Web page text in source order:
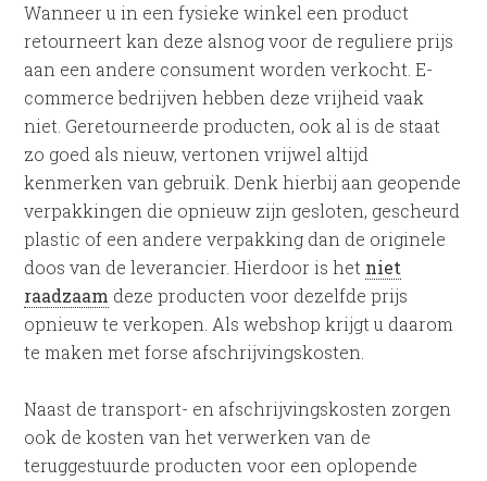
Wanneer u in een fysieke winkel een product
retourneert kan deze alsnog voor de reguliere prijs
aan een andere consument worden verkocht. E-
commerce bedrijven hebben deze vrijheid vaak
niet. Geretourneerde producten, ook al is de staat
zo goed als nieuw, vertonen vrijwel altijd
kenmerken van gebruik. Denk hierbij aan geopende
verpakkingen die opnieuw zijn gesloten, gescheurd
plastic of een andere verpakking dan de originele
doos van de leverancier. Hierdoor is het niet
raadzaam deze producten voor dezelfde prijs
opnieuw te verkopen. Als webshop krijgt u daarom
te maken met forse afschrijvingskosten.
Naast de transport- en afschrijvingskosten zorgen
ook de kosten van het verwerken van de
teruggestuurde producten voor een oplopende